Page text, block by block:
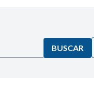
BUSCAR